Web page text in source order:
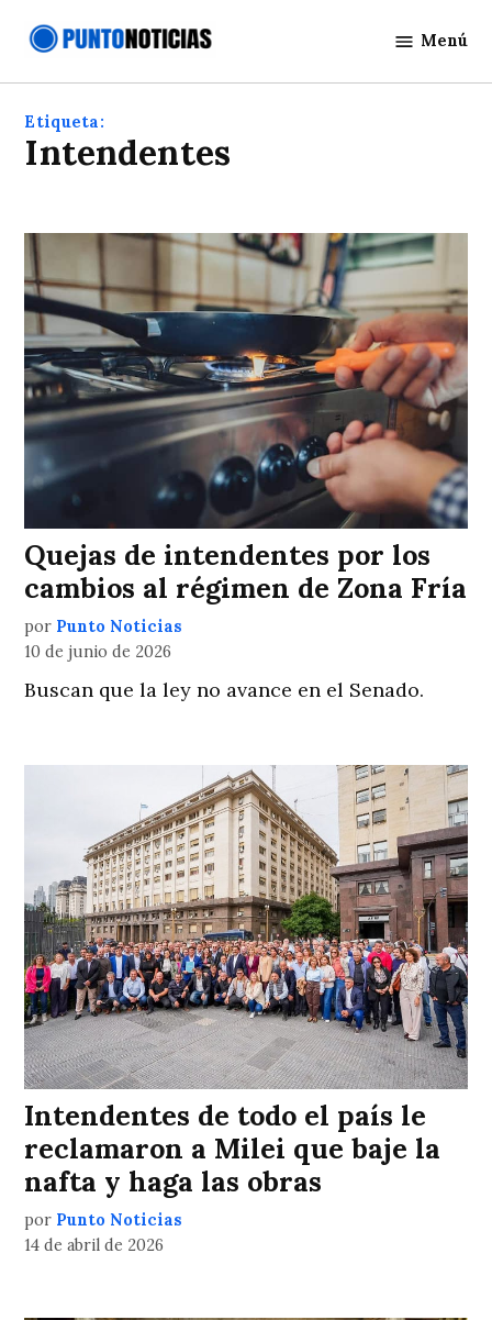
Noticias
Menú
Etiqueta:
intendentes
Quejas de intendentes por los
cambios al régimen de Zona Fría
por Punto Noticias
10 de junio de 2026
Buscan que la ley no avance en el Senado.
Intendentes de todo el país le
reclamaron a Milei que baje la
nafta y haga las obras
por Punto Noticias
14 de abril de 2026